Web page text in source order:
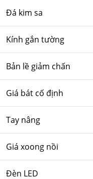
Đá kim sa
Kính gắn tường
Bản lề giảm chấn
Giá bát cố định
Tay nâng
Giá xoong nồi
Đèn LED